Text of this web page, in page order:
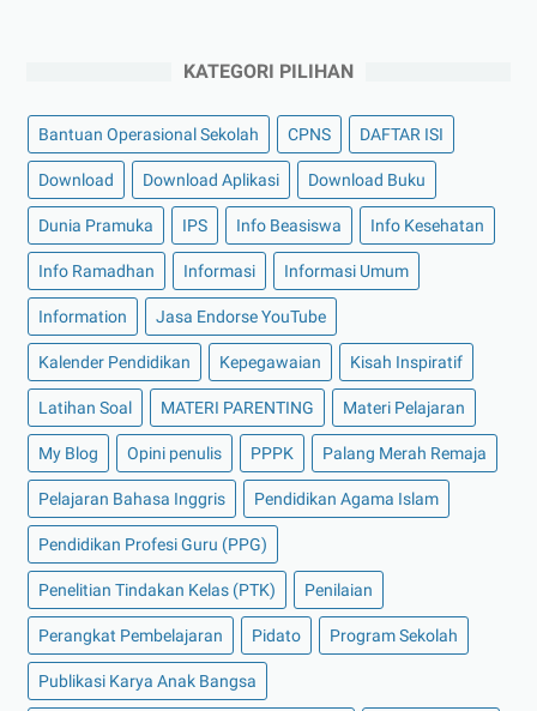
KATEGORI PILIHAN
Bantuan Operasional Sekolah CPNS DAFTAR ISI
Download Download Aplikasi Download Buku
Dunia Pramuka IPS Info Beasiswa Info Kesehatan
Info Ramadhan Informasi Informasi Umum
Information Jasa Endorse YouTube
Kalender Pendidikan Kepegawaian Kisah Inspiratif
Latihan Soal MATERI PARENTING Materi Pelajaran
My Blog Opini penulis PPPK Palang Merah Remaja
Pelajaran Bahasa Inggris Pendidikan Agama Islam
Pendidikan Profesi Guru (PPG)
Penelitian Tindakan Kelas (PTK) Penilaian
Perangkat Pembelajaran Pidato Program Sekolah
Publikasi Karya Anak Bangsa